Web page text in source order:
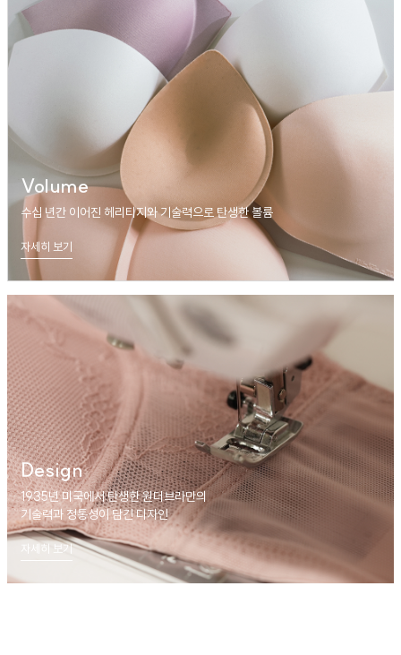
Volume
수십 년간 이어진 헤리티지와 기술력으로 탄생한 볼륨
자세히 보기
Design
1935년 미국에서 탄생한 원더브라만의
기술력과 정통성이 담긴 디자인
자세히 보기